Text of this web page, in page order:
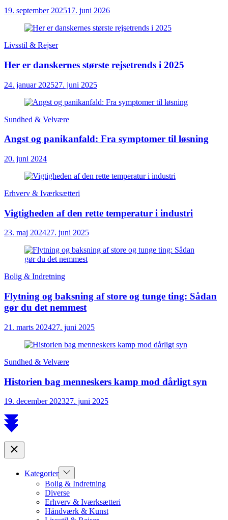
19. september 202517. juni 2026
Livsstil & Rejser
Her er danskernes største rejsetrends i 2025
24. januar 202527. juni 2025
Sundhed & Velvære
Angst og panikanfald: Fra symptomer til løsning
20. juni 2024
Erhverv & Iværksætteri
Vigtigheden af den rette temperatur i industri
23. maj 202427. juni 2025
Bolig & Indretning
Flytning og baksning af store og tunge ting: Sådan
gør du det nemmest
21. marts 202427. juni 2025
Sundhed & Velvære
Historien bag menneskers kamp mod dårligt syn
19. december 202327. juni 2025
Scroll
to
Close
Kategorier Show
sub
menu
Bolig & Indretning
Diverse
Erhverv & Iværksætteri
Håndværk & Kunst